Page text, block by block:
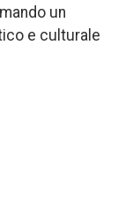
un
e culturale